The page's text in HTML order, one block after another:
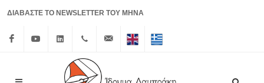
ΔΙΑΒΑΣΤΕ ΤΟ NEWSLETTER ΤΟΥ ΜΗΝΑ
Linkedin+30 210info@lrf.gr